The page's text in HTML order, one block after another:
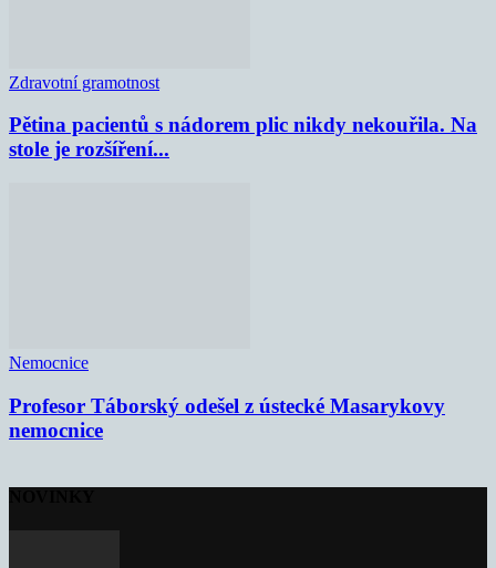
Zdravotní gramotnost
Pětina pacientů s nádorem plic nikdy nekouřila. Na
stole je rozšíření...
Nemocnice
Profesor Táborský odešel z ústecké Masarykovy
nemocnice